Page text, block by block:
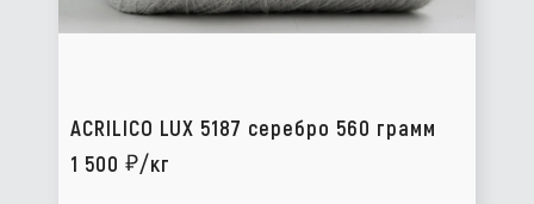
ACRILICO LUX 5187 серебро 560 грамм
1 500
/кг